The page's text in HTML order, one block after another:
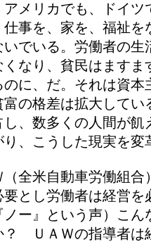
アメリカでも、ドイ
仕事を、家を、福祉
いでいる。労働者の
くなり、貧民はます
のに、だ。それは資
富の格差は拡大して
し、数多くの人間が
り、こうした現実を変
全米自動車労働組合
要とし労働者は経営
ノー』という声）こ
？ ＵＡＷの指導者は